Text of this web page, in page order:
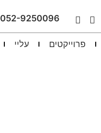
052-9250096
פרוייקטים עליי